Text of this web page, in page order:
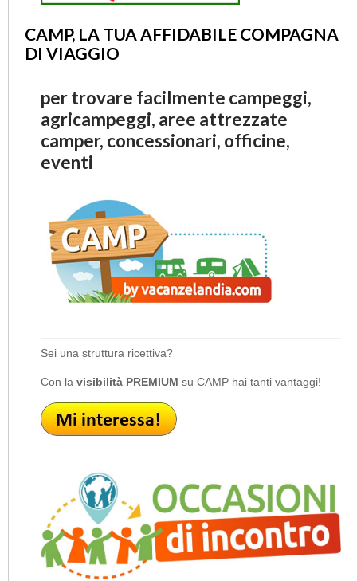
CAMP, LA TUA AFFIDABILE COMPAGNA
DI VIAGGIO
per trovare facilmente campeggi,
agricampeggi, aree attrezzate
camper, concessionari, officine,
eventi
Sei una struttura ricettiva?
Con la visibilità PREMIUM su CAMP hai tanti vantaggi!